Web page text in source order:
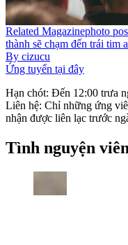
Related Magazinephoto
thành sẽ chạm đến trái tim
By cizucu
Ứng tuyển tại đây
Hạn chót: Đến 12:00 trưa
Liên hệ: Chỉ những ứng
nhận được liên lạc trước
Tình nguyện